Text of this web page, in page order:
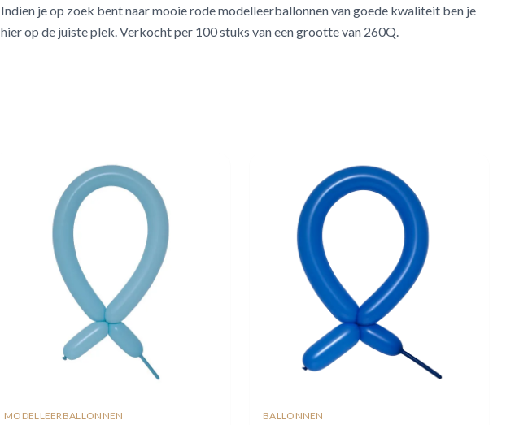
Indien je op zoek bent naar mooie rode modelleerballonnen van goede kwaliteit ben je
hier op de juiste plek. Verkocht per 100 stuks van een grootte van 260Q.
MODELLEERBALLONNEN BALLONNEN